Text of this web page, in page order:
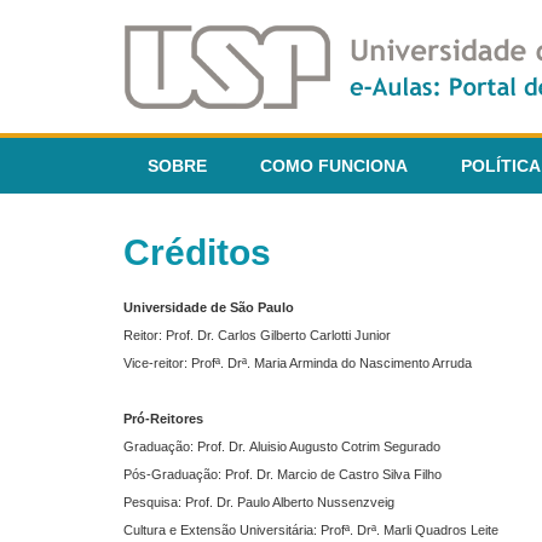
SOBRE COMO FUNCIONA
Créditos
Universidade de São Paulo
Reitor: Prof. Dr. Carlos Gilberto Carlotti Junior
Vice-reitor: Profª. Drª. Maria Arminda do Nascimento Arruda
Pró-Reitores
Graduação: Prof. Dr. Aluisio Augusto Cotrim Segurado
Pós-Graduação: Prof. Dr. Marcio de Castro Silva Filho
Pesquisa: Prof. Dr. Paulo Alberto Nussenzveig
Cultura e Extensão Universitária: Profª. Drª. Marli Quadros Leite